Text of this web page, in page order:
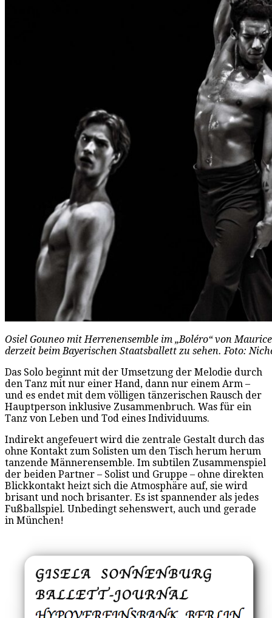
Osiel Gouneo mit Herrenensemble im „Boléro“ von
derzeit beim Bayerischen Staatsballett zu sehen. Foto:
Das Solo beginnt mit der Umsetzung der Melodie durch
den Tanz mit nur einer Hand, dann nur einem Arm –
und es endet mit dem völligen tänzerischen Rausch der
Hauptperson inklusive Zusammenbruch. Was für ein
Tanz von Leben und Tod eines Individuums.
Indirekt angefeuert wird die zentrale Gestalt durch das
ohne Kontakt zum Solisten um den Tisch herum herum
tanzende Männerensemble. Im subtilen Zusammenspiel
der beiden Partner – Solist und Gruppe – ohne direkten
Blickkontakt heizt sich die Atmosphäre auf, sie wird
brisant und noch brisanter. Es ist spannender als jedes
Fußballspiel. Unbedingt sehenswert, auch und gerade
in München!